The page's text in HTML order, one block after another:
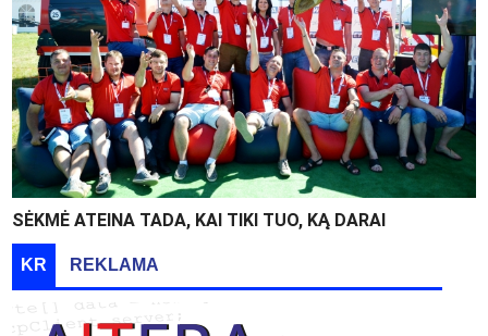
SĖKMĖ ATEINA TADA, KAI TIKI TUO, KĄ DARAI
KR REKLAMA